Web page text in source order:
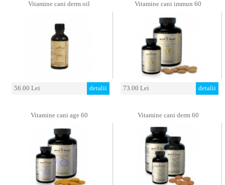
Vitamine cani derm oil
56.00 Lei detalii
Vitamine cani immun 60
73.00 Lei detalii
Vitamine cani age 60 Vitamine cani derm 60